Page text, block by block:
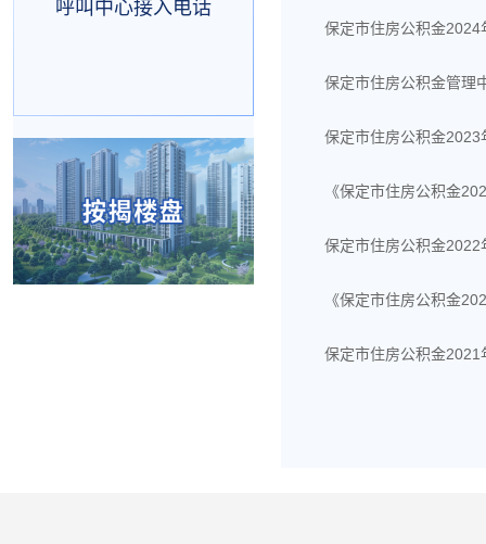
呼叫中心接入电话
保定市住房公积金2024
保定市住房公积金管理
保定市住房公积金2023
《保定市住房公积金
保定市住房公积金2022
《保定市住房公积金
保定市住房公积金2021